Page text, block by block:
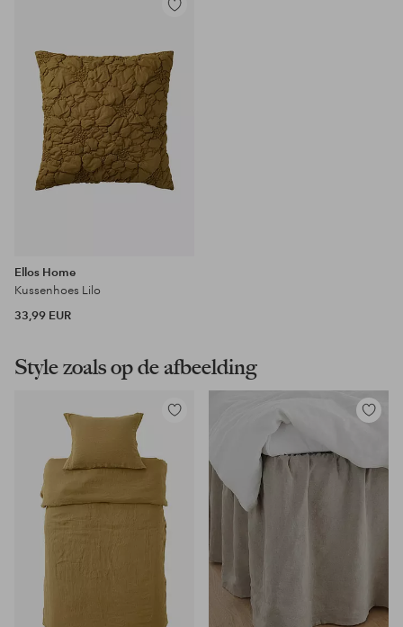
Toevoegen
Ellos Home
Kussenhoes Lilo
33,99 EUR
Style zoals op de afbeelding
Toevoegen